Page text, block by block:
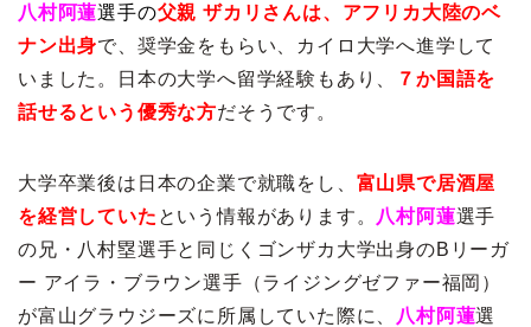
八村阿蓮選手の父親 ザカリさんは、アフリカ大陸のベ
ナン出身で、奨学金をもらい、カイロ大学へ進学して
いました。日本の大学へ留学経験もあり、
７か国語を
話せるという優秀な方だそうです。
大学卒業後は日本の企業で就職をし、 富山県で居酒屋
を経営していた という情報があります。 八村阿蓮選手
の兄・八村塁選手と同じくゴンザカ大学出身のBリーガ
ー アイラ・ブラウン選手（ライジングゼファー福岡）
が富山グラウジーズに所属していた際に、
八村阿蓮選